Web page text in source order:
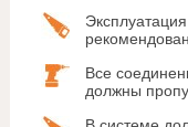
Все
должны